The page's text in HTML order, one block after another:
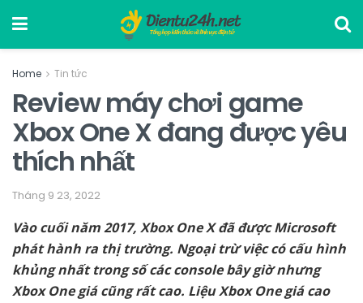
Home Tin tức
Review máy chơi game
Xbox One X đang được yêu
thích nhất
Tháng 9 23, 2022
Vào cuối năm 2017, Xbox One X đã được Microsoft
phát hành ra thị trường. Ngoại trừ việc có cấu hình
khủng nhất trong số các console bây giờ nhưng
Xbox One giá cũng rất cao. Liệu Xbox One giá cao